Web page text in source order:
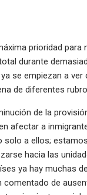
prioridad
durante
se empiezan a
de diferentes
de la
afectar a
a ellos;
hacia las
ya hay muchas
de